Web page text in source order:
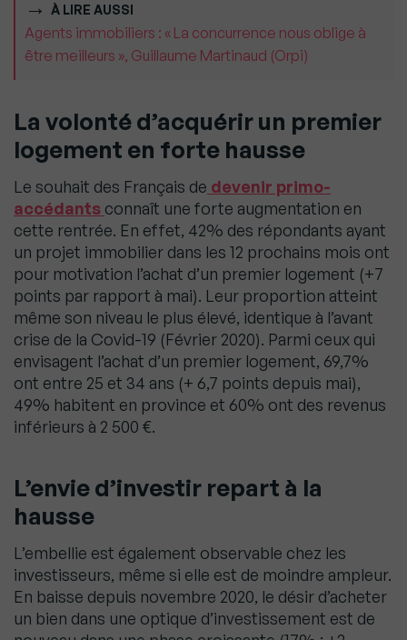
À LIRE AUSSI
Agents immobiliers : « La concurrence nous oblige à
être meilleurs », Guillaume Martinaud (Orpi)
La volonté d’acquérir un premier
logement en forte hausse
Le souhait des Français de devenir primo-
accédants connaît une forte augmentation en
cette rentrée. En effet, 42% des répondants ayant
un projet immobilier dans les 12 prochains mois ont
pour motivation l’achat d’un premier logement (+7
points par rapport à mai). Leur proportion atteint
même son niveau le plus élevé, identique à l’avant
crise de la Covid-19 (Février 2020). Parmi ceux qui
envisagent l’achat d’un premier logement, 69,7%
ont entre 25 et 34 ans (+ 6,7 points depuis mai),
49% habitent en province et 60% ont des revenus
inférieurs à 2 500 €.
L’envie d’investir repart à la
hausse
L’embellie est également observable chez les
investisseurs, même si elle est de moindre ampleur.
En baisse depuis novembre 2020, le désir d’acheter
un bien dans une optique d’investissement est de